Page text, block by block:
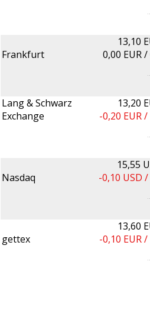
Frankfurt
13,10
0,00 EUR /
Lang & Schwarz
Exchange
13,20
-0,20 EUR /
Nasdaq
15,55
-0,10 USD /
gettex
13,60
-0,10 EUR /